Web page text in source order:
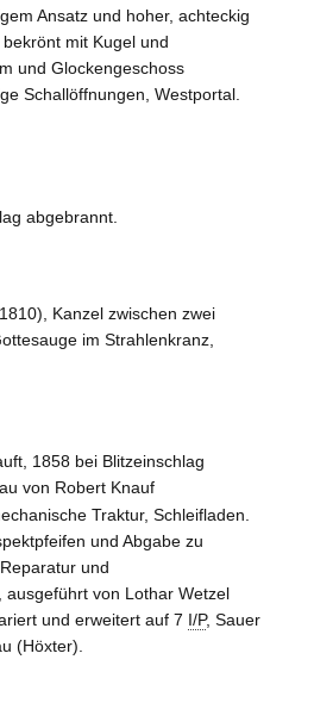
Ansatz und hoher, achteckig
mit Kugel und
und Glockengeschoss
Schallöffnungen, Westportal.
abgebrannt.
Kanzel zwischen zwei
im Strahlenkranz,
1858 bei Blitzeinschlag
von Robert Knauf
Traktur, Schleifladen.
und Abgabe zu
und
ausgeführt von Lothar Wetzel
und erweitert auf 7 I/P, Sauer
(Höxter).